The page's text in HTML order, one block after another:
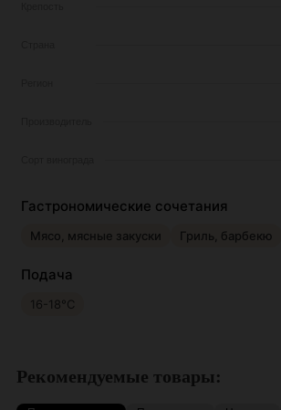
Гастрономические сочетания
Мясо, мясные закуски Гриль, барбекю
Подача
16-18°С
Рекомендуемые товары: